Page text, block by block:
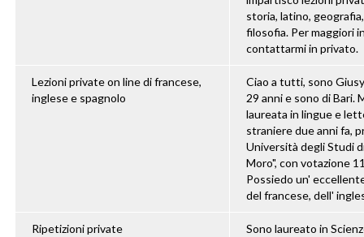
storia, latino,
filosofia. Per maggiori
contattarmi in privato.
Lezioni private on line di francese,
inglese e spagnolo
Ciao a tutti, sono
29 anni e sono di Bari.
laureata in lingue e
straniere due anni fa,
Università degli Studi
Moro", con votazione
Possiedo un'
del francese, dell'
Ripetizioni private
Sono laureato in